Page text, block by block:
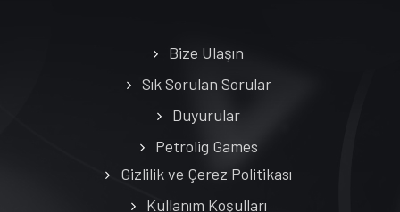
Bize Ulaşın
Sık Sorulan Sorular
Duyurular
Petrolig Games
Gizlilik ve Çerez Politikası
Kullanım Koşulları